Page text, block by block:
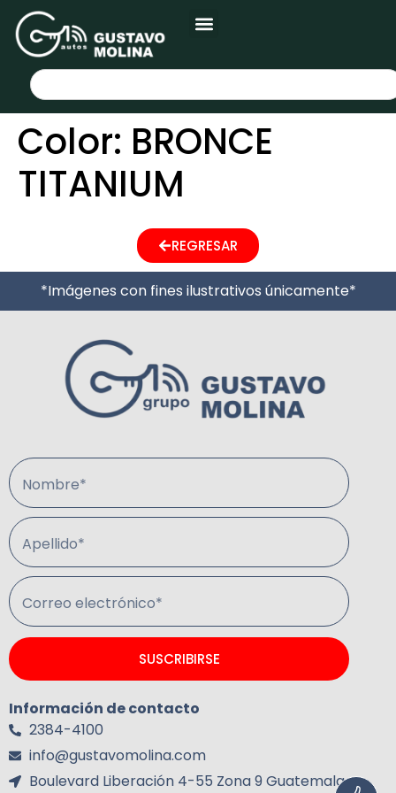
Color: BRONCE
TITANIUM
REGRESAR
*Imágenes con fines ilustrativos únicamente*
Nombre*
Apellido*
Correo electrónico*
SUSCRIBIRSE
Información de contacto
2384-4100
info@gustavomolina.com
Boulevard Liberación 4-55 Zona 9 Guatemala.